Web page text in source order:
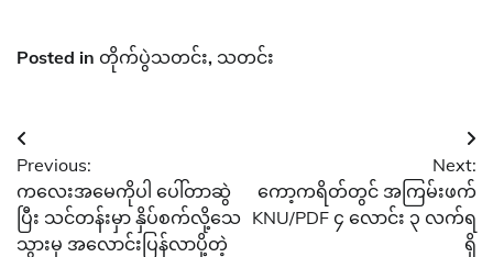
Posted in တိုက်ပွဲသတင်း, သတင်း
Post
navigation
Previous:
ကလေးအမေကိုပါ ပေါ်တာဆွဲ
ပြီး သင်တန်းမှာ နှိပ်စက်လို့သေ
သွားမှ အလောင်းပြန်လာပို့တဲ့
Next:
ကော့ကရိတ်တွင် အကြမ်းဖက်
KNU/PDF ၄ လောင်း ၃ လက်ရ
ရှိ